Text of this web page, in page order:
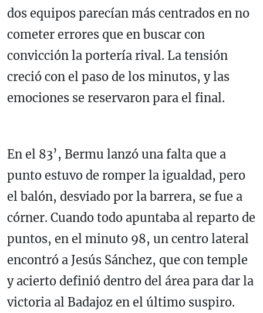
dos equipos parecían más centrados en no
cometer errores que en buscar con
convicción la portería rival. La tensión
creció con el paso de los minutos, y las
emociones se reservaron para el final.
En el 83’, Bermu lanzó una falta que a
punto estuvo de romper la igualdad, pero
el balón, desviado por la barrera, se fue a
córner. Cuando todo apuntaba al reparto de
puntos, en el minuto 98, un centro lateral
encontró a Jesús Sánchez, que con temple
y acierto definió dentro del área para dar la
victoria al Badajoz en el último suspiro.